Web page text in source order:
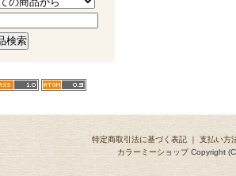
特定商取引法に基づく表記 ｜ 支払い方
カラーミーショップCopyright